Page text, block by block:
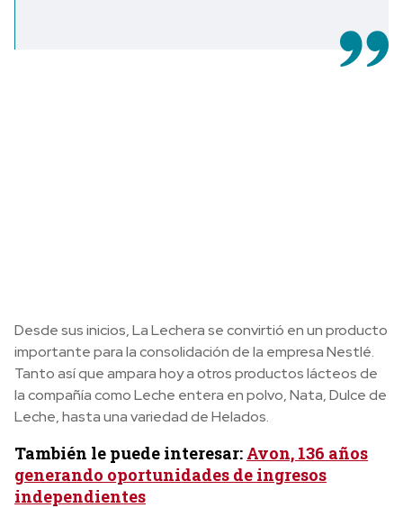
Desde sus inicios, La Lechera se convirtió en un producto
importante para la consolidación de la empresa Nestlé.
Tanto así que ampara hoy a otros productos lácteos de
la compañía como Leche entera en polvo, Nata, Dulce de
Leche, hasta una variedad de Helados.
También le puede interesar: Avon, 136 años
generando oportunidades de ingresos
independientes